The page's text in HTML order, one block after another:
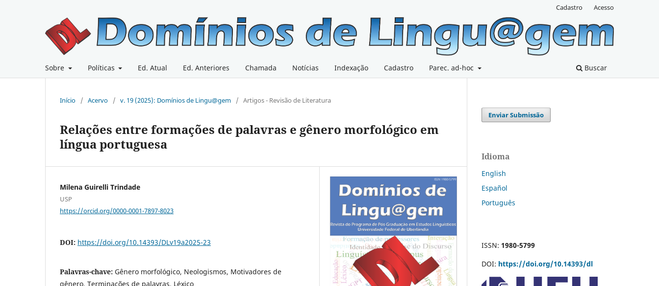
Sobre Políticas Ed. Atual Ed. Anteriores Chamada Notícias Indexação Cadastro Parec. ad-hoc Buscar
Cadastro Acesso
Início / Acervo / v. 19 (2025): Domínios de Lingu@gem / Artigos - Revisão de Literatura
Relações entre formações de palavras e gênero morfológico em
língua portuguesa
Milena Guirelli Trindade
USP
https://orcid.org/0000-0001-7897-8023
DOI: https://doi.org/10.14393/DLv19a2025-23
Palavras-chave: Gênero morfológico, Neologismos, Motivadores de
gênero, Terminações de palavras, Léxico
Enviar Submissão
Idioma
English
Español
Português
ISSN: 1980-5799
DOI: https://doi.org/10.14393/dl